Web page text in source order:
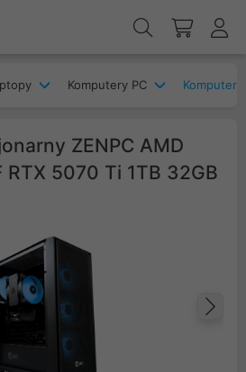
Komputery PC
ZENPC AMD
5070 Ti 1TB 32GB